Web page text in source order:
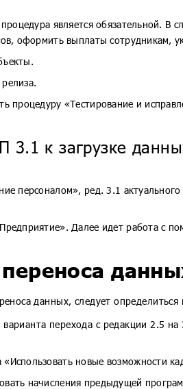
является обязательной. В
оформить выплаты
процедуру «Тестирование и
3.1 к загрузке
персоналом», ред. 3.1
Далее идет работа с
данных, следует определиться
перехода с редакции 2.5 на
новые возможности
начисления предыдущей